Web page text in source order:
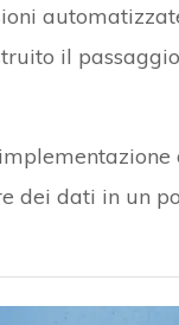
il
dei dati in un